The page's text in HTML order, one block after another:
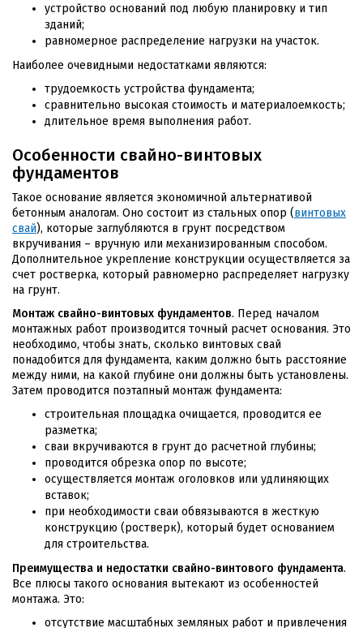
устройство оснований под любую планировку и тип
зданий;
равномерное распределение нагрузки на участок.
Наиболее очевидными недостатками являются:
трудоемкость устройства фундамента;
сравнительно высокая стоимость и материалоемкость;
длительное время выполнения работ.
Особенности свайно-винтовых
фундаментов
Такое основание является экономичной альтернативой
бетонным аналогам. Оно состоит из стальных опор (винтовых
свай), которые заглубляются в грунт посредством
вкручивания – вручную или механизированным способом.
Дополнительное укрепление конструкции осуществляется за
счет ростверка, который равномерно распределяет нагрузку
на грунт.
Монтаж свайно-винтовых фундаментов. Перед началом
монтажных работ производится точный расчет основания. Это
необходимо, чтобы знать, сколько винтовых свай
понадобится для фундамента, каким должно быть расстояние
между ними, на какой глубине они должны быть установлены.
Затем проводится поэтапный монтаж фундамента:
строительная площадка очищается, проводится ее
разметка;
сваи вкручиваются в грунт до расчетной глубины;
проводится обрезка опор по высоте;
осуществляется монтаж оголовков или удлиняющих
вставок;
при необходимости сваи обвязываются в жесткую
конструкцию (ростверк), который будет основанием
для строительства.
Преимущества и недостатки свайно-винтового фундамента.
Все плюсы такого основания вытекают из особенностей
монтажа. Это:
отсутствие масштабных земляных работ и привлечения